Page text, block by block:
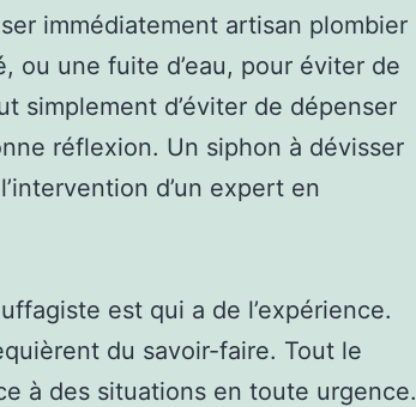
immédiatement artisan plombier
ou une fuite d’eau, pour éviter de
simplement d’éviter de dépenser
réflexion. Un siphon à dévisser
d’un expert en
est qui a de l’expérience.
du savoir-faire. Tout le
à des situations en toute urgence.